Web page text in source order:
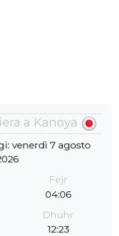
a Kanoya
venerdì 7 agosto
Fejr
04:06
Dhuhr
12:23